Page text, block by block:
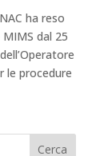
ha reso
dal 25
le procedure